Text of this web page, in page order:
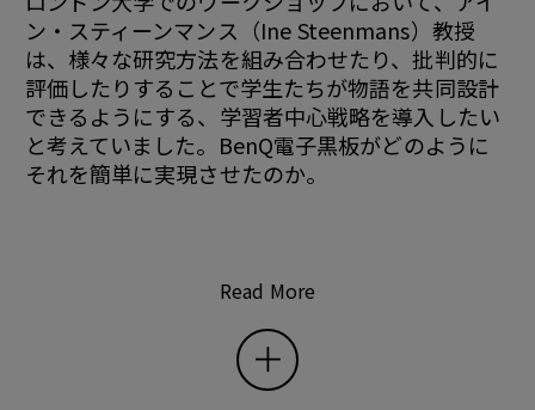
ン・スティーンマンス（Ine Steenmans）教授
は、様々な研究方法を組み合わせたり、批判的に
評価したりすることで学生たちが物語を共同設計
できるようにする、学習者中心戦略を導入したい
と考えていました。BenQ電子黒板がどのように
それを簡単に実現させたのか。
Read More